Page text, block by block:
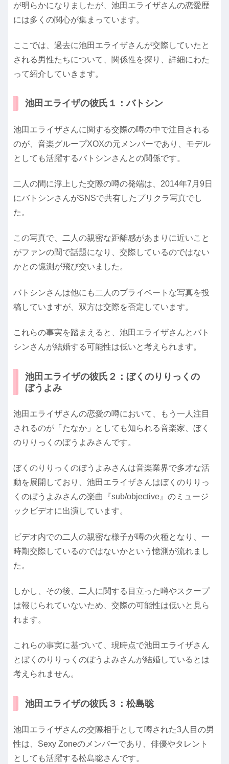
が明らかになりましたが、池田エライザさんの恋愛歴
には多くの関心が集まっています。
ここでは、過去に池田エライザさんが交際していたと
される男性たちについて、関係性を探り、詳細にわた
って紹介していきます。
池田エライザの彼氏１：バトシン
池田エライザさんに関する交際の噂の中で注目される
のが、音楽グループXOXの元メンバーであり、モデル
としても活躍するバトシンさんとの関係です。
二人の間に浮上した交際の噂の発端は、2014年7月9日
にバトシンさんがSNSで共有したプリクラ写真でし
た。
この写真で、二人の親密な距離感があまりに近いこと
がファンの間で話題になり、交際しているのではない
かとの憶測が飛び交いました。
バトシンさんは他にも二人のプライベートな写真を投
稿していますが、双方は交際を否定しています。
これらの事実を踏まえると、池田エライザさんとバト
シンさんが結婚する可能性は低いと考えられます。
池田エライザの彼氏２：ぼくのりりっくの
ぼうよみ
池田エライザさんの恋愛の噂において、もう一人注目
されるのが「たなか」としても知られる音楽家、ぼく
のりりっくのぼうよみさんです。
ぼくのりりっくのぼうよみさんは音楽業界で多才な活
動を展開しており、池田エライザさんはぼくのりりっ
くのぼうよみさんの楽曲『sub/objective』のミュージ
ックビデオに出演しています。
ビデオ内での二人の親密な様子が噂の火種となり、一
時期交際しているのではないかという憶測が流れまし
た。
しかし、その後、二人に関する目立った噂やスクープ
は報じられていないため、交際の可能性は低いと見ら
れます。
これらの事実に基づいて、現時点で池田エライザさん
とぼくのりりっくのぼうよみさんが結婚しているとは
考えられません。
池田エライザの彼氏３：松島聡
池田エライザさんの交際相手として噂された3人目の男
性は、Sexy Zoneのメンバーであり、俳優やタレント
としても活躍する松島聡さんです。